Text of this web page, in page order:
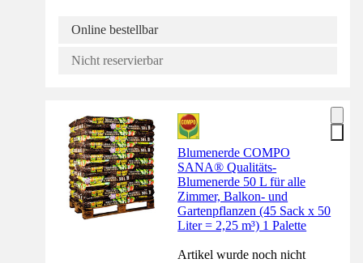
Online bestellbar
Nicht reservierbar
Blumenerde COMPO
SANA® Qualitäts-
Blumenerde 50 L für alle
Zimmer, Balkon- und
Gartenpflanzen (45 Sack x 50
Liter = 2,25 m³) 1 Palette
Artikel wurde noch nicht